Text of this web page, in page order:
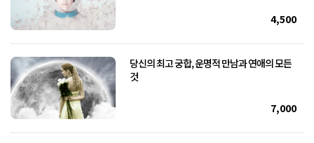
4,500
당신의 최고 궁합, 운명적 만남과 연애의 모든
것
7,000